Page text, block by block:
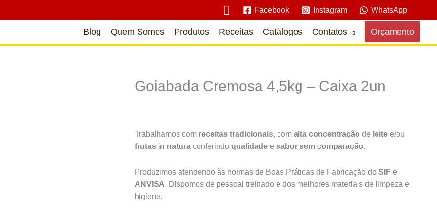
Pesquisar
Facebook Instagram WhatsApp
Blog Quem Somos Produtos Receitas Catálogos Contatos Orçamento
Goiabada Cremosa 4,5kg – Caixa 2un
Trabalhamos com receitas tradicionais, com alta concentração de leite e/ou
frutas in natura conferindo qualidade e sabor sem comparação.
Produzimos atendendo às normas de Boas Práticas de Fabricação do SIF e
ANVISA. Dispomos de pessoal treinado e dos melhores materiais de limpeza e
higiene.